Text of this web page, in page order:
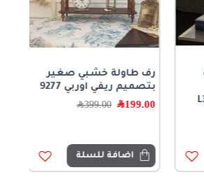
رف طاولة خشبي صغير
بتصميم ريفي اوربي 9277
199.00﷼ 399.00﷼
اضافة للسلة